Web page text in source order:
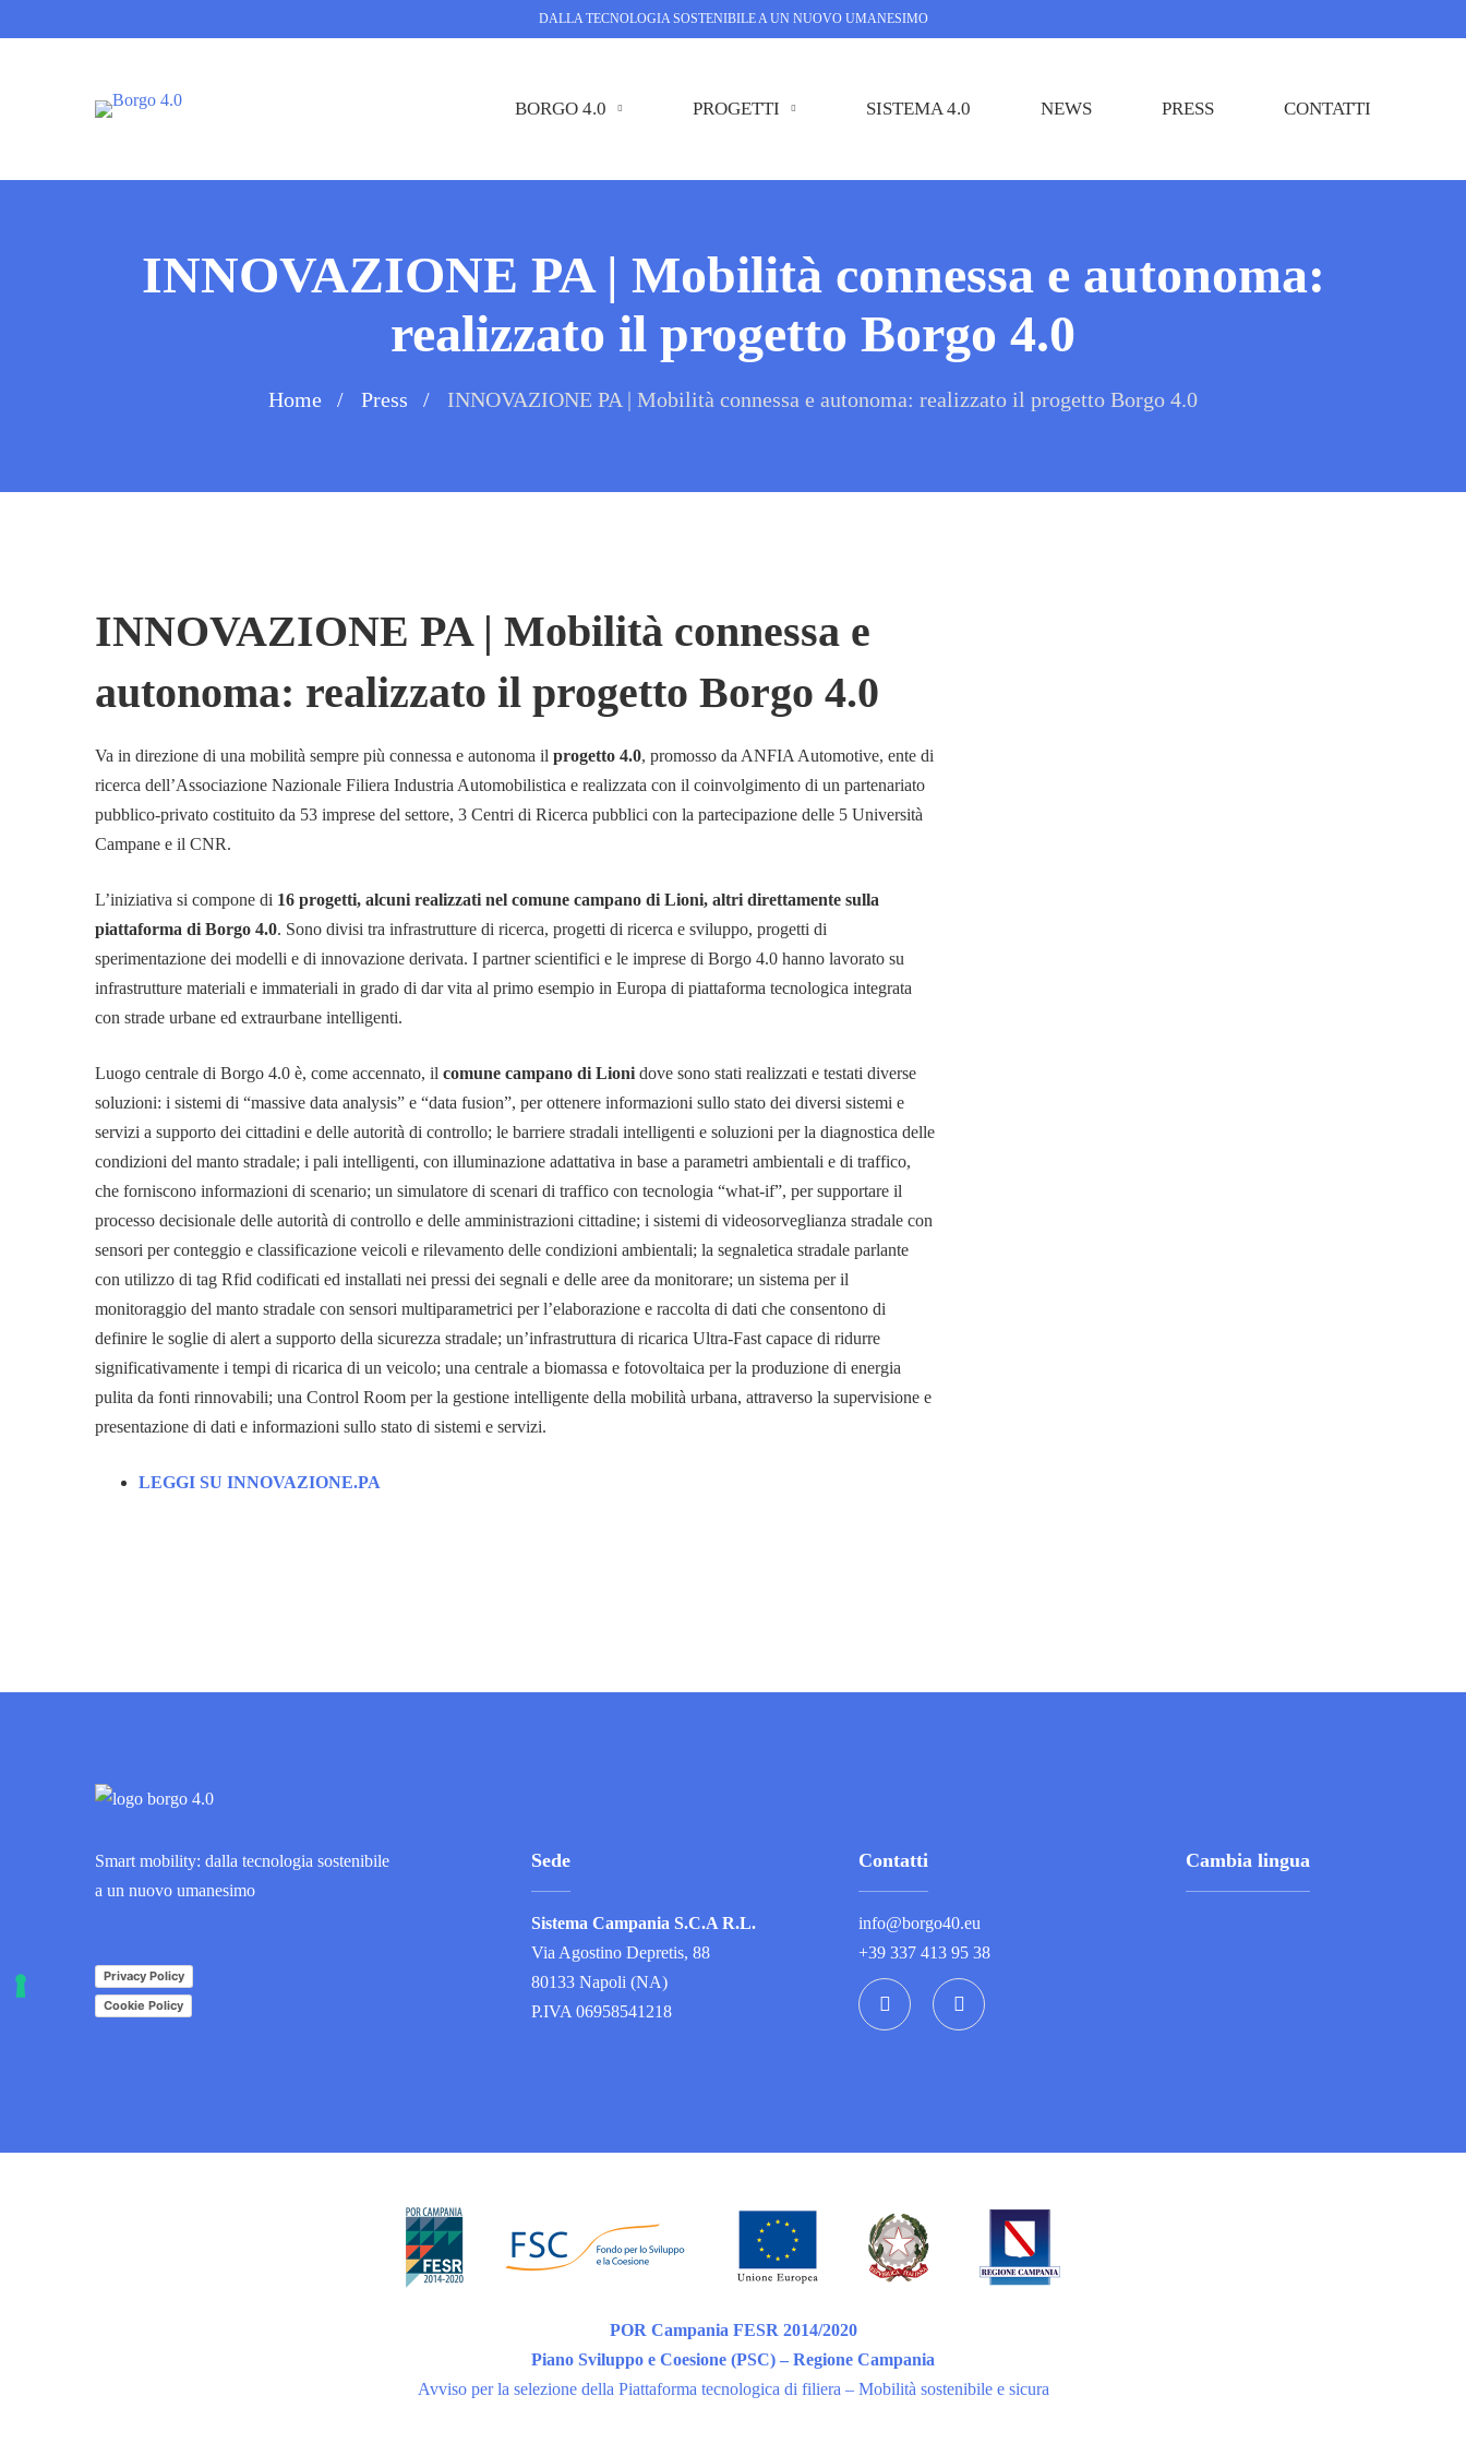
DALLA TECNOLOGIA SOSTENIBILE A UN NUOVO UMANESIMO
BORGO 4.0 PROGETTI SISTEMA 4.0 NEWS PRESS CONTATTI
INNOVAZIONE PA | Mobilità connessa e autonoma:
realizzato il progetto Borgo 4.0
Home Press INNOVAZIONE PA | Mobilità connessa e autonoma: realizzato il progetto Borgo 4.0
INNOVAZIONE
PA
|
Mobilità
connessa
e
autonoma:
realizzato
il
progetto
Borgo
4.0
INNOVAZIONE PA | Mobilità connessa e
autonoma: realizzato il progetto Borgo 4.0
Va in direzione di una mobilità sempre più connessa e autonoma il progetto 4.0, promosso da ANFIA Automotive, ente di
ricerca dell’Associazione Nazionale Filiera Industria Automobilistica e realizzata con il coinvolgimento di un partenariato
pubblico-privato costituito da 53 imprese del settore, 3 Centri di Ricerca pubblici con la partecipazione delle 5 Università
Campane e il CNR.
L’iniziativa si compone di 16 progetti, alcuni realizzati nel comune campano di Lioni, altri direttamente sulla
piattaforma di Borgo 4.0. Sono divisi tra infrastrutture di ricerca, progetti di ricerca e sviluppo, progetti di
sperimentazione dei modelli e di innovazione derivata. I partner scientifici e le imprese di Borgo 4.0 hanno lavorato su
infrastrutture materiali e immateriali in grado di dar vita al primo esempio in Europa di piattaforma tecnologica integrata
con strade urbane ed extraurbane intelligenti.
Luogo centrale di Borgo 4.0 è, come accennato, il comune campano di Lioni dove sono stati realizzati e testati diverse
soluzioni: i sistemi di “massive data analysis” e “data fusion”, per ottenere informazioni sullo stato dei diversi sistemi e
servizi a supporto dei cittadini e delle autorità di controllo; le barriere stradali intelligenti e soluzioni per la diagnostica delle
condizioni del manto stradale; i pali intelligenti, con illuminazione adattativa in base a parametri ambientali e di traffico,
che forniscono informazioni di scenario; un simulatore di scenari di traffico con tecnologia “what-if”, per supportare il
processo decisionale delle autorità di controllo e delle amministrazioni cittadine; i sistemi di videosorveglianza stradale con
sensori per conteggio e classificazione veicoli e rilevamento delle condizioni ambientali; la segnaletica stradale parlante
con utilizzo di tag Rfid codificati ed installati nei pressi dei segnali e delle aree da monitorare; un sistema per il
monitoraggio del manto stradale con sensori multiparametrici per l’elaborazione e raccolta di dati che consentono di
definire le soglie di alert a supporto della sicurezza stradale; un’infrastruttura di ricarica Ultra-Fast capace di ridurre
significativamente i tempi di ricarica di un veicolo; una centrale a biomassa e fotovoltaica per la produzione di energia
pulita da fonti rinnovabili; una Control Room per la gestione intelligente della mobilità urbana, attraverso la supervisione e
presentazione di dati e informazioni sullo stato di sistemi e servizi.
LEGGI SU INNOVAZIONE.PA
Smart mobility: dalla tecnologia sostenibile
a un nuovo umanesimo
Privacy Policy
Cookie Policy
Sede
Sistema Campania S.C.A R.L.
Via Agostino Depretis, 88
80133 Napoli (NA)
P.IVA 06958541218
Contatti
info@borgo40.eu
+39 337 413 95 38
Cambia lingua
POR Campania FESR 2014/2020
Piano Sviluppo e Coesione (PSC) – Regione Campania
Avviso per la selezione della Piattaforma tecnologica di filiera – Mobilità sostenibile e sicura